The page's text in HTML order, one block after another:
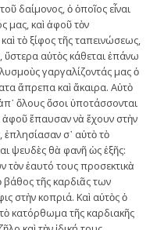
δαίμονος, ὁ ὁποῖος εἶναι
μας, καὶ ἀφοῦ τὸν
τὸ ξίφος τῆς ταπεινώσεως,
ὕστερα αὐτὸς κάθεται ἐπάνω
γαργαλίζοντάς μας ὁ
ἄπρεπα καὶ ἄκαιρα. Αὐτὸ
ὅλους ὅσοι ὑποτάσσονται
ἀφοῦ ἔπαυσαν νὰ ἔχουν στὴν
ἐπλησίασαν σ᾿ αὐτὸ τὸ
ψευδὲς θὰ φανῆ ὡς ἑξῆς:
τὸν ἑαυτό τους προσεκτικὰ
τῆς καρδιᾶς των
στὴν κοπριά. Καὶ αὐτὸς ὁ
κατόρθωμα τῆς καρδιακῆς